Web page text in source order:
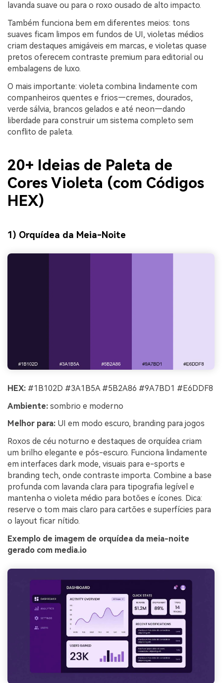
lavanda suave ou para o roxo ousado de alto impacto.
Também funciona bem em diferentes meios: tons
suaves ficam limpos em fundos de UI, violetas médios
criam destaques amigáveis em marcas, e violetas quase
pretos oferecem contraste premium para editorial ou
embalagens de luxo.
O mais importante: violeta combina lindamente com
companheiros quentes e frios—cremes, dourados,
verde sálvia, brancos gelados e até neon—dando
liberdade para construir um sistema completo sem
conflito de paleta.
20+ Ideias de Paleta de
Cores Violeta (com Códigos
HEX)
1) Orquídea da Meia-Noite
HEX: #1B102D #3A1B5A #5B2A86 #9A7BD1 #E6DDF8
Ambiente: sombrio e moderno
Melhor para: UI em modo escuro, branding para jogos
Roxos de céu noturno e destaques de orquídea criam
um brilho elegante e pós-escuro. Funciona lindamente
em interfaces dark mode, visuais para e-sports e
branding tech, onde contraste importa. Combine a base
profunda com lavanda clara para tipografia legível e
mantenha o violeta médio para botões e ícones. Dica:
reserve o tom mais claro para cartões e superfícies para
o layout ficar nítido.
Exemplo de imagem de orquídea da meia-noite
gerado com media.io